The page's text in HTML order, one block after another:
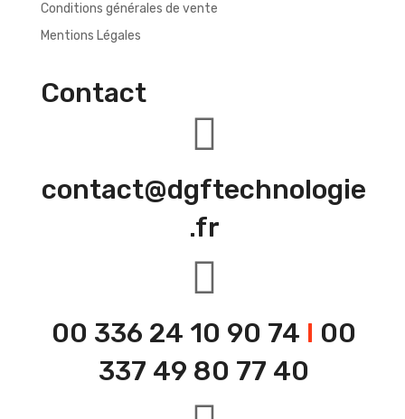
Conditions générales de vente
Mentions Légales
Contact
contact@dgftechnologie
.fr
00 336 24 10 90 74 I 00
337 49 80 77 40